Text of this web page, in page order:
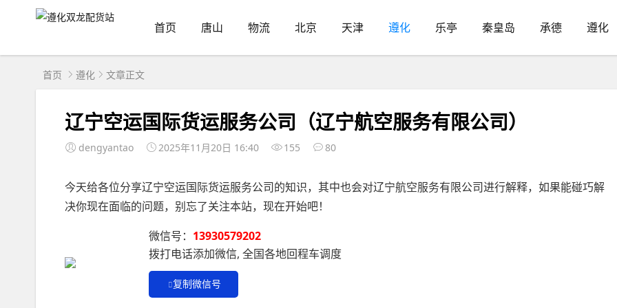
首页 唐山 物流 北京 天津 遵化 乐亭 秦皇岛 承德 遵化
首页 遵化 文章正文
辽宁空运国际货运服务公司（辽宁航空服务有限公司）
dengyantao 2025年11月20日 16:40 155 80
今天给各位分享辽宁空运国际货运服务公司的知识，其中也会对辽宁航空服务有限公司进行解释，如果能碰巧解
决你现在面临的问题，别忘了关注本站，现在开始吧！
微信号： 13930579202
拨打电话添加微信, 全国各地回程车调度
复制微信号